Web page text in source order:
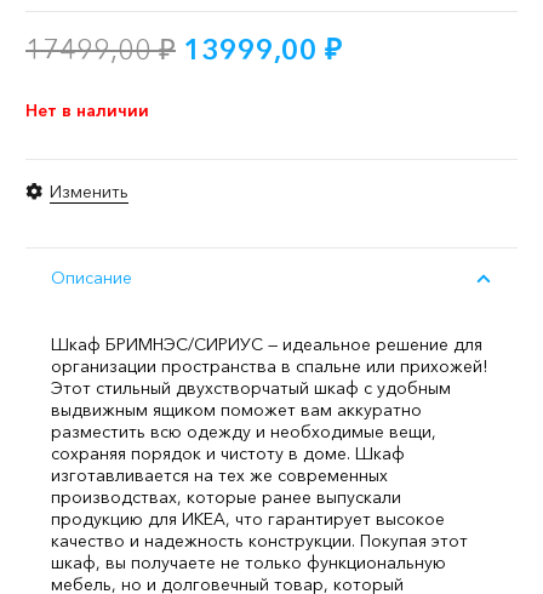
17499,00₽ Первоначальная
13999,00 ₽Текущая
Нет в наличии
Изменить
Описание
Шкаф БРИМНЭС/СИРИУС — идеальное решение для
организации пространства в спальне или прихожей!
Этот стильный двухстворчатый шкаф с удобным
выдвижным ящиком поможет вам аккуратно
разместить всю одежду и необходимые вещи,
сохраняя порядок и чистоту в доме. Шкаф
изготавливается на тех же современных
производствах, которые ранее выпускали
продукцию для ИКЕА, что гарантирует высокое
качество и надежность конструкции. Покупая этот
шкаф, вы получаете не только функциональную
мебель, но и долговечный товар, который